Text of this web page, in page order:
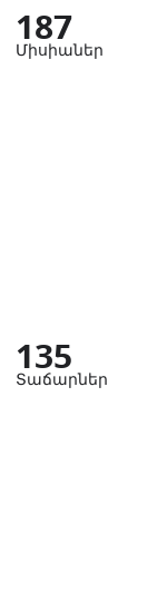
187
Միսիաներ
135
Տաճարներ